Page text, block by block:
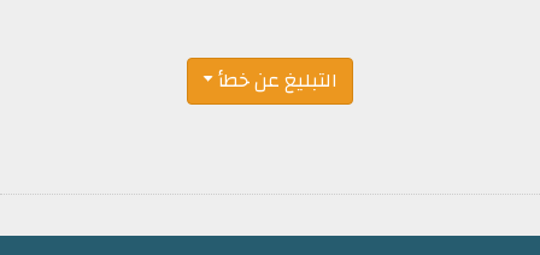
التبليغ عن خطأ